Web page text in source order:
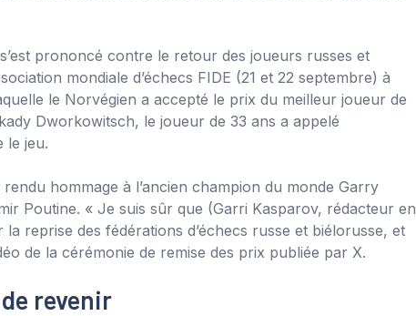
prononcé contre le retour des joueurs russes et
mondiale d’échecs FIDE (21 et 22 septembre) à
le Norvégien a accepté le prix du meilleur joueur de
Dworkowitsch, le joueur de 33 ans a appelé
le jeu.
hommage à l’ancien champion du monde Garry
Poutine. « Je suis sûr que (Garri Kasparov, rédacteur en
reprise des fédérations d’échecs russe et biélorusse, et
de la cérémonie de remise des prix publiée par X.
revenir